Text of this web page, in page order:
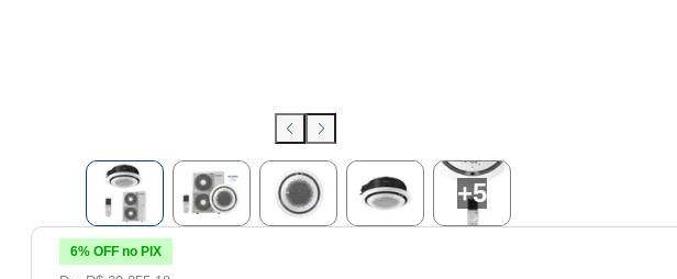
+5
6% OFF no PIX